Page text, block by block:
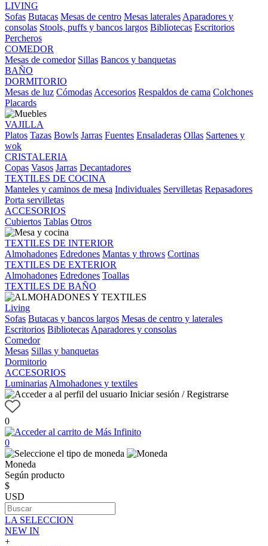
LIVING
Sofas Butacas Mesas de centro Mesas laterales Aparadores y
consolas Stools, puffs y bancos largos Bibliotecas Escritorios
Percheros
COMEDOR
Mesas de comedor Sillas Bancos y banquetas
BAÑO
DORMITORIO
Mesas de luz Cómodas Accesorios Respaldos de cama Colchones
Placards
VAJILLA
Platos Tazas Bowls Jarras Fuentes Ensaladeras Ollas Sartenes y
wok
CRISTALERIA
Copas Vasos Jarras Decantadores
TEXTILES DE COCINA
Manteles y caminos de mesa Individuales Servilletas Repasadores
Porta servilletas
ACCESORIOS
Cubiertos Tablas Otros
TEXTILES DE INTERIOR
Almohadones Edredones Mantas y throws Cortinas
TEXTILES DE EXTERIOR
Almohadones Edredones Toallas
TEXTILES DE BAÑO
Living
Sofas Butacas y bancos largos Mesas de centro y laterales
Escritorios Bibliotecas Aparadores y consolas
Comedor
Mesas Sillas y banquetas
Dormitorio
ACCESORIOS
Luminarias Almohadones y textiles
Iniciar sesión / Registrarse
0
0
Moneda
Según producto
$
USD
LA SELECCION
NEW IN
+